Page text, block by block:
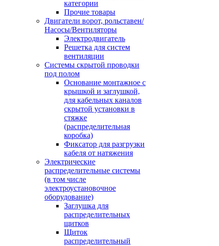
категории
Прочие товары
Двигатели ворот, рольставен/
Насосы/Вентиляторы
Электродвигатель
Решетка для систем
вентиляции
Системы скрытой проводки
под полом
Основание монтажное с
крышкой и заглушкой,
для кабельных каналов
скрытой установки в
стяжке
(распределительная
коробка)
Фиксатор для разгрузки
кабеля от натяжения
Электрические
распределительные системы
(в том числе
электроустановочное
оборудование)
Заглушка для
распределительных
щитков
Щиток
распределительный